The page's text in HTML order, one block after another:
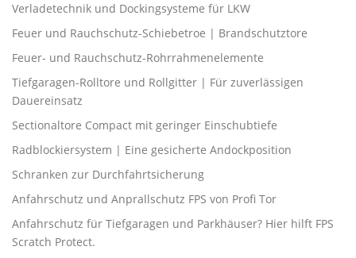
Verladetechnik und Dockingsysteme für LKW
Feuer und Rauchschutz-Schiebetroe | Brandschutztore
Feuer- und Rauchschutz-Rohrrahmenelemente
Tiefgaragen-Rolltore und Rollgitter | Für zuverlässigen
Dauereinsatz
Sectionaltore Compact mit geringer Einschubtiefe
Radblockiersystem | Eine gesicherte Andockposition
Schranken zur Durchfahrtsicherung
Anfahrschutz und Anprallschutz FPS von Profi Tor
Anfahrschutz für Tiefgaragen und Parkhäuser? Hier hilft FPS
Scratch Protect.